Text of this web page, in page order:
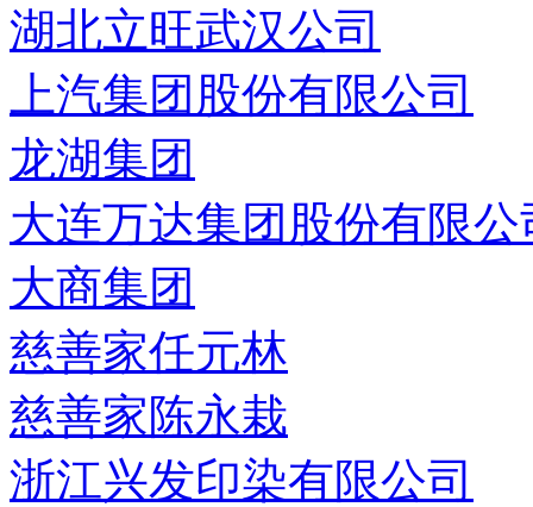
湖北立旺武汉公司
上汽集团股份有限公司
龙湖集团
大连万达集团股份有限公
大商集团
慈善家任元林
慈善家陈永栽
浙江兴发印染有限公司